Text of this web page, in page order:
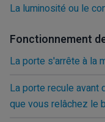
La luminosité ou le
Fonctionnement
La porte s'arrête à la
La porte recule avant
que vous relâchez le